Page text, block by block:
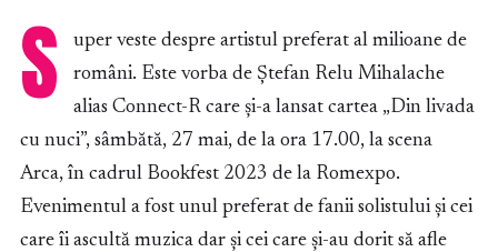
S
uper veste despre artistul preferat al milioane de
români. Este vorba de Ștefan Relu Mihalache
alias Connect-R care și-a lansat cartea „Din livada
cu nuci”, sâmbătă, 27 mai, de la ora 17.00, la scena
Arca, în cadrul Bookfest 2023 de la Romexpo.
Evenimentul a fost unul preferat de fanii solistului și cei
care îi ascultă muzica dar și cei care și-au dorit să afle